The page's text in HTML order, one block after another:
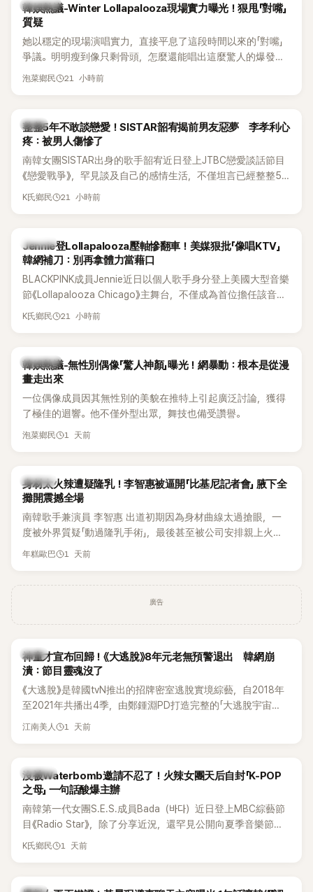
熱議討論
韓娛熱議-Winter Lollapalooza現場實力曝光！狠甩「對嘴」
質疑
她以穩定的現場演唱實力，直接平息了這段時間以來的「對嘴」
爭議。明明瘦到像只剩骨頭，怎麼還能唱出這麼驚人的爆發力
和音量？
泡菜鄉民 21 小時前
韓星
整整5年不敢談戀愛！SISTAR韶宥揭前男友惡夢 李孝利心
疼：被男人傷慘了
南韓女團SISTAR出身的歌手韶宥近日登上JTBC戀愛談話節目
《戀愛戰爭》，罕見談及自己的感情生活，不僅坦言已經整整5
年沒有談戀愛，更首度透露空窗至今的原因，全與上一段戀情
K氏鄉民 21 小時前
K-POP
Jennie登Lollapalooza壓軸慘翻車！美媒狠批「像唱KTV」
韓網補刀：別再拿體力當藉口
BLACKPINK成員Jennie近日以個人歌手身分登上美國大型音樂
節《Lollapalooza Chicago》主舞台，不僅成為首位擔任該音樂
節Headliner（壓軸主秀）的K-POP女SOLO歌手，寫下全新紀
形容整場演出「就像一場豪華KTV」。
K氏鄉民 21 小時前
熱議討論
韓娛熱議-無性別偶像「驚人神顏」曝光！網暴動：根本是從漫
畫走出來
一位偶像成員因其無性別的美貌在推特上引起廣泛討論，獲得
了極佳的迴響。他不僅外型出眾，舞技也備受讚譽。
泡菜鄉民 1 天前
K-POP
身材太火辣遭疑隆乳！李智惠被逼開「比基尼記者會」 腋下全
攤開震撼全場
南韓歌手兼演員 李智惠 出道初期因為身材曲線太過搶眼，一
度被外界質疑「動過隆乳手術」，最後甚至被公司安排親上火
線，召開前所未見的「泳裝記者會」澄清。這場記者會後來還被
鎮》，邀請同時兼顧工作與育兒的演藝圈代表「媽媽群」——李智
惠、李賢怡、李恩亨，以第13位「My Star」身分登場，分享最真
邊搭車邊聊天，氣氛輕鬆。聊到最近的新聞，李瑞鎮突然直球
發問：「妳不是上新聞了？說妳去做整形？是人中縮短手術嗎？」
一貫犀利又不留情的問法，讓現場瞬間笑成一片。對此，李智
惠也毫不閃躲，淡定接招，兩人鬥嘴默契十足。 話題接著一路
開過記者會？」直接點名她當年的風波。李智惠聽了忍不住笑
當年情況，李智惠終於鬆口坦言，當時確實被質疑動過隆胸手
術。她回憶：「拍了比基尼照片之後，就開始被說是不是去隆乳
了。」為了澄清誤會，她只好親自站出來說清楚。 李智惠進一步
解釋，當時隆胸手術幾乎只有「腋下切開」一種方式，「所以我就
想，既然一直說我有做，那我乾脆把腋下給大家看，證明我根
召開了一場泳裝記者招待會。當時她穿著比基尼站在一排攝影
年糕歐巴 1 天前
廣告
韓星
神童才宣布回歸！《大逃脫》8年元老無預警退出 韓網崩
潰：節目靈魂沒了
《大逃脫》是韓國tvN推出的招牌密室逃脫實境綜藝，自2018年
至2021年共播出4季，由鄭鍾淵PD打造完整的「大逃脫宇宙
（DTCU）」，憑藉燒腦劇情、電影級場景與龐大世界觀，累積
江南美人 1 天前
K-POP
沒被Waterbomb邀請不忍了！火辣女團天后自封「K-POP
之母」 一句話酸爆主辦
南韓第一代女團S.E.S.成員Bada（바다）近日登上MBC綜藝節
目《Radio Star》，除了分享近況，還罕見公開向夏季音樂節
Waterbomb喊話，笑稱自己至今從未受邀演出，更幽默表示：
K氏鄉民 1 天前